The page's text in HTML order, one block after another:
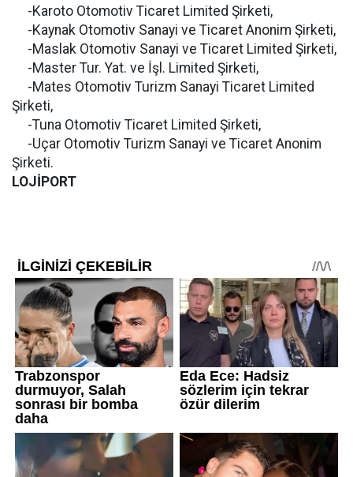
-Karoto Otomotiv Ticaret Limited Şirketi,
-Kaynak Otomotiv Sanayi ve Ticaret Anonim Şirketi,
-Maslak Otomotiv Sanayi ve Ticaret Limited Şirketi,
-Master Tur. Yat. ve İşl. Limited Şirketi,
-Mates Otomotiv Turizm Sanayi Ticaret Limited
Şirketi,
-Tuna Otomotiv Ticaret Limited Şirketi,
-Uçar Otomotiv Turizm Sanayi ve Ticaret Anonim
Şirketi.
LOJİPORT